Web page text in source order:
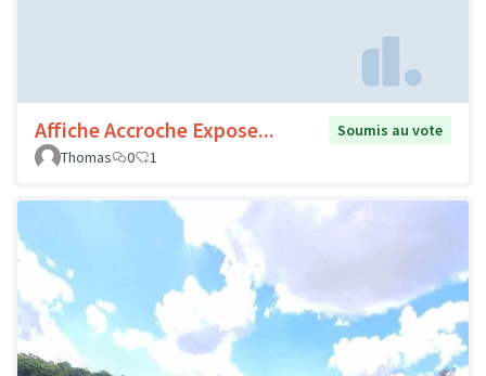
Affiche Accroche Expose...
Soumis au vote
Thomas
0 1